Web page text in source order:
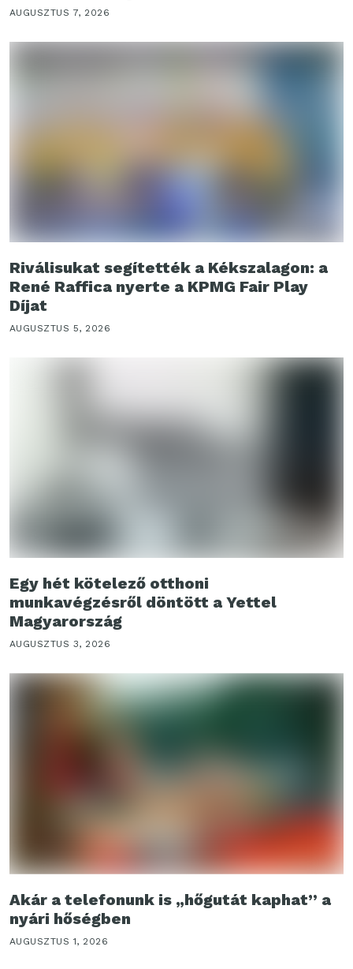
AUGUSZTUS 7, 2026
Riválisukat segítették a Kékszalagon: a
René Raffica nyerte a KPMG Fair Play
Díjat
AUGUSZTUS 5, 2026
Egy hét kötelező otthoni
munkavégzésről döntött a Yettel
Magyarország
AUGUSZTUS 3, 2026
Akár a telefonunk is „hőgutát kaphat” a
nyári hőségben
AUGUSZTUS 1, 2026